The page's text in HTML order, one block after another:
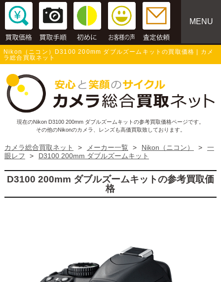
MENU
Nikon（ニコン）D3100 200mm ダブルズームキットの買取価格 | カメ
ラ総合買取ネット
現在のNikon D3100 200mm ダブルズームキットの参考買取価格ページです。
その他のNikonのカメラ、レンズも高価買取致しております。
カメラ総合買取ネット > メーカー一覧 > Nikon（ニコン） >
一
眼レフ
> D3100 200mm ダブルズームキット
D3100 200mm ダブルズームキットの参考買取価
格